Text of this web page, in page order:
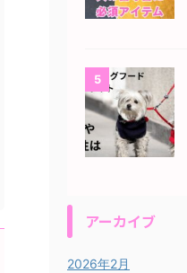
5
アーカイブ
2026年2月